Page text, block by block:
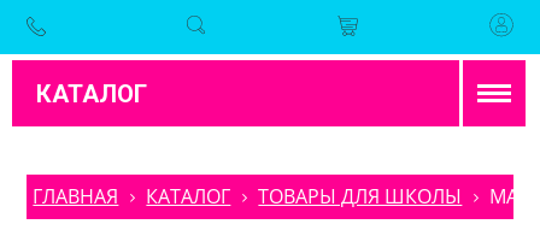
КАТАЛОГ
ГЛАВНАЯ КАТАЛОГ ТОВАРЫ ДЛЯ ШКОЛЫ